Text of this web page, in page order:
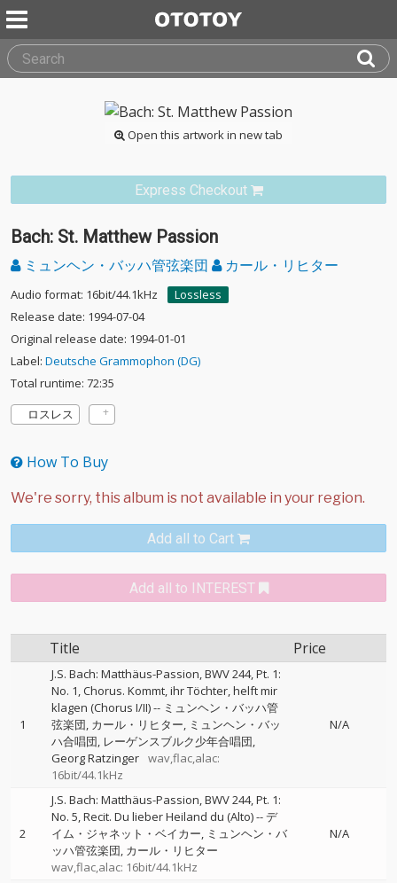
Open this artwork in new tab
Express Checkout
Bach: St. Matthew Passion
ミュンヘン・バッハ管弦楽団 カール・リヒター
Audio format: 16bit/44.1kHz
Lossless
Release date: 1994-07-04
Original release date: 1994-01-01
Label: Deutsche Grammophon (DG)
Total runtime: 72:35
ロスレス
How To Buy
Add all to Cart
Add all to INTEREST
Title Price
1
J.S. Bach: Matthäus-Passion, BWV 244, Pt. 1:
No. 1, Chorus. Kommt, ihr Töchter, helft mir
klagen (Chorus I/II)-- ミュンヘン・バッハ管
弦楽団 カール・リヒター ミュンヘン・バッ
ハ合唱団 レーゲンスブルク少年合唱団
Georg Ratzinger wav,flac,alac:
16bit/44.1kHz
N/A
2
J.S. Bach: Matthäus-Passion, BWV 244, Pt. 1:
No. 5, Recit. Du lieber Heiland du (Alto)--デ
イム・ジャネット・ベイカー ミュンヘン・バ
ッハ管弦楽団 カール・リヒター
wav,flac,alac: 16bit/44.1kHz
N/A